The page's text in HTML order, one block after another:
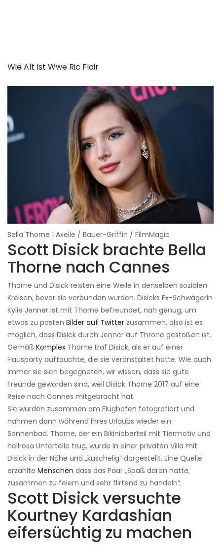
Wie Alt Ist Wwe Ric Flair
Bella Thorne | Axelle / Bauer-Griffin / FilmMagic
Scott Disick brachte Bella
Thorne nach Cannes
Thorne und Disick reisten eine Weile in denselben sozialen
Kreisen, bevor sie verbunden wurden. Disicks Ex-Schwägerin
Kylie Jenner ist mit Thorne befreundet, nah genug, um
etwas zu posten Bilder auf Twitter zusammen, also ist es
möglich, dass Disick durch Jenner auf Throne gestoßen ist.
Gemäß Komplex Thorne traf Disick, als er auf einer
Hausparty auftauchte, die sie veranstaltet hatte. Wie auch
immer sie sich begegneten, wir wissen, dass sie gute
Freunde geworden sind, weil Disick Thorne 2017 auf eine
Reise nach Cannes mitgebracht hat.
Sie wurden zusammen am Flughafen fotografiert und
nahmen dann während ihres Urlaubs wieder ein
Sonnenbad. Thorne, der ein Bikinioberteil mit Tiermotiv und
hellrosa Unterteile trug, wurde in einer privaten Villa mit
Disick in der Nähe und „kuschelig“ dargestellt. Eine Quelle
erzählte Menschen dass das Paar „Spaß daran hatte,
zusammen zu feiern und sehr flirtend zu handeln“.
Scott Disick versuchte
Kourtney Kardashian
eifersüchtig zu machen